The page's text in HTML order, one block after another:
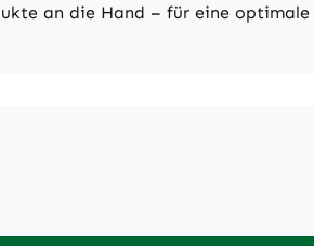
an die Hand – für eine